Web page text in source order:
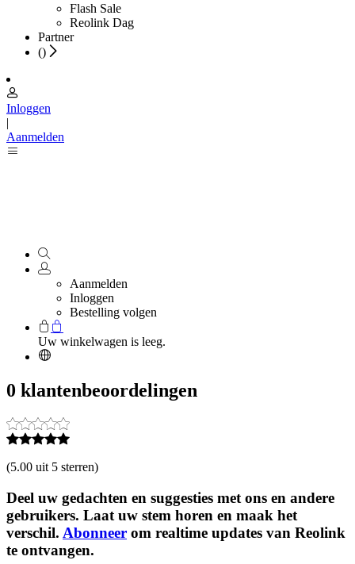
Flash Sale
Reolink Dag
Partner
()
Inloggen
|
Aanmelden
Aanmelden
Inloggen
Bestelling volgen
Uw winkelwagen is leeg.
0 klantenbeoordelingen
(5.00 uit 5 sterren)
Deel uw gedachten en suggesties met ons en andere
gebruikers. Laat uw stem horen en maak het
verschil. Abonneer om realtime updates van Reolink
te ontvangen.